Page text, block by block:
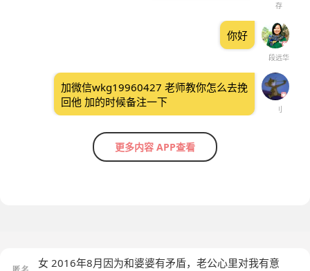
存
段远华
你好
刂
加微信wkg19960427 老师教你怎么去挽
回他 加的时候备注一下
更多内容 APP查看
女 2016年8月因为和婆婆有矛盾，老公心里对我有意